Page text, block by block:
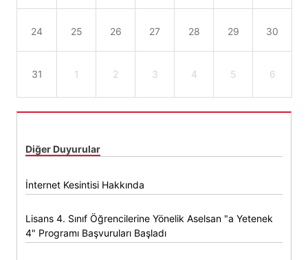
24 25 26 27 28 29 30
31 1 2 3 4 5 6
Diğer Duyurular
İnternet Kesintisi Hakkında
Lisans 4. Sınıf Öğrencilerine Yönelik Aselsan "a Yetenek
4" Programı Başvuruları Başladı